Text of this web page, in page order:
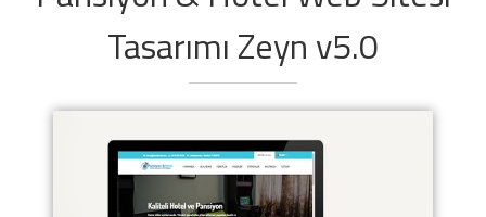
Tasarımı Zeyn v5.0
Beni Hatırla Şifremi Unuttum!
Giriş Yap
Henüz Hesabınız Yok mu?
Hemen Hesap Oluştur!